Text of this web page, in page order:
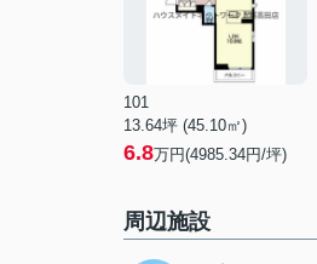
101
13.64坪 (45.10㎡)
6.8万円(4985.34円/坪)
周辺施設